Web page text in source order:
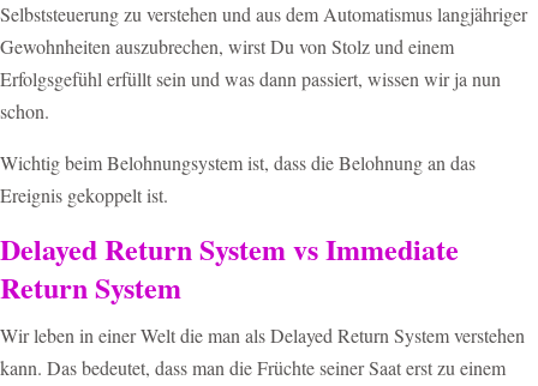
Selbststeuerung zu verstehen und aus dem Automatismus langjähriger
Gewohnheiten auszubrechen, wirst Du von Stolz und einem
Erfolgsgefühl erfüllt sein und was dann passiert, wissen wir ja nun
schon.
Wichtig beim Belohnungsystem ist, dass die Belohnung an das
Ereignis gekoppelt ist.
Delayed Return System vs Immediate
Return System
Wir leben in einer Welt die man als Delayed Return System verstehen
kann. Das bedeutet, dass man die Früchte seiner Saat erst zu einem